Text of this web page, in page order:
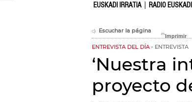
EUSKADI IRRATIA RADIO EUSKADI
Escuchar la página
ENTREVISTA DEL DÍA ENTREVISTA
‘Nuestra
proyecto